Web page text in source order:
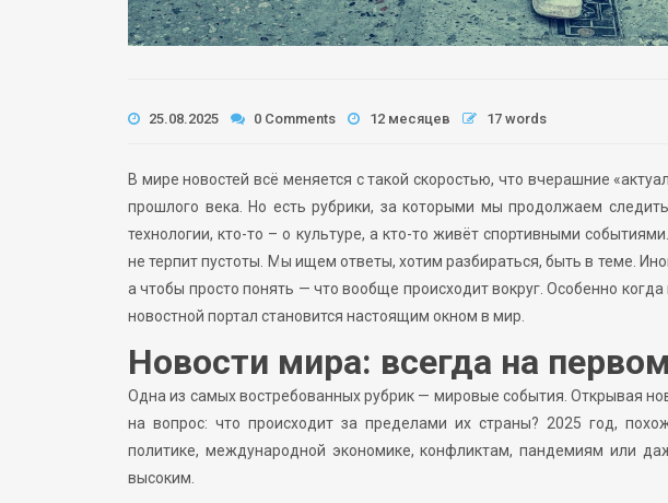
25.08.2025 0 Comments 12 месяцев 17 words
В мире новостей всё меняется с такой скоростью, что вчерашние
прошлого века. Но есть рубрики, за которыми мы продолжаем
технологии, кто-то – о культуре, а кто-то живёт спортивными
не терпит пустоты. Мы ищем ответы, хотим разбираться, быть в теме.
а чтобы просто понять — что вообще происходит вокруг. Особенно
новостной портал становится настоящим окном в мир.
Новости мира: всегда на
Одна из самых востребованных рубрик — мировые события. Открывая
на вопрос: что происходит за пределами их страны? 2025 год,
политике, международной экономике, конфликтам, пандемиям или
высоким.